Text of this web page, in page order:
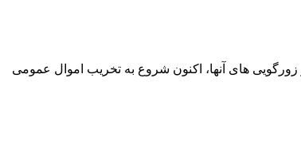
های آنها، اکنون شروع به تخریب اموال عمومی